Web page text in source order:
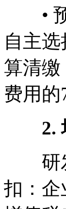
• 预
自主
算清
费用
2.
研发
扣：企